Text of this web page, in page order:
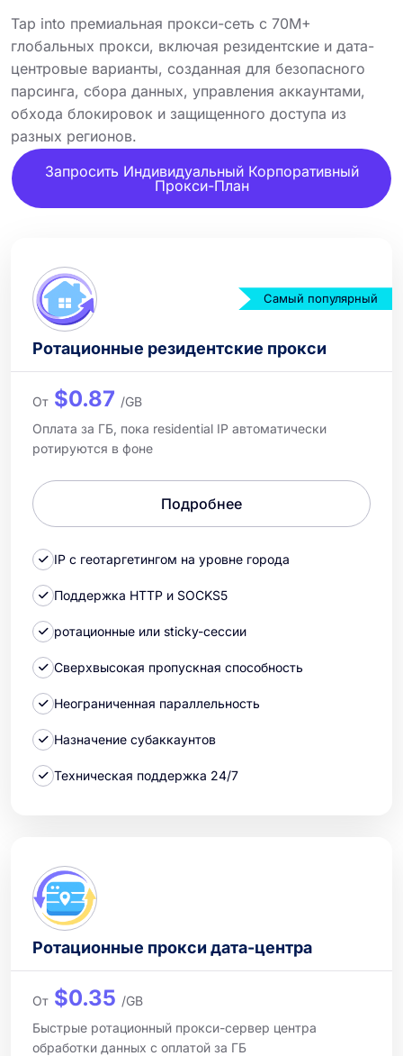
Tap into премиальная прокси-сеть с 70M+
глобальных прокси, включая резидентские и дата-
центровые варианты, созданная для безопасного
парсинга, сбора данных, управления аккаунтами,
обхода блокировок и защищенного доступа из
разных регионов.
Запросить Индивидуальный Корпоративный
Прокси-План
Самый популярный
Ротационные резидентские прокси
От $0.87 /GB
Оплата за ГБ, пока residential IP автоматически
ротируются в фоне
Подробнее
IP с геотаргетингом на уровне города
Поддержка HTTP и SOCKS5
ротационные или sticky-сессии
Сверхвысокая пропускная способность
Неограниченная параллельность
Назначение субаккаунтов
Техническая поддержка 24/7
Ротационные прокси дата-центра
От $0.35 /GB
Быстрые ротационный прокси-сервер центра
обработки данных с оплатой за ГБ